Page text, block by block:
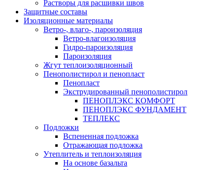
Растворы для расшивки швов
Защитные составы
Изоляционные материалы
Ветро-, влаго-, пароизоляция
Ветро-влагоизоляция
Гидро-пароизоляция
Пароизоляция
Жгут теплоизоляционный
Пенополистирол и пенопласт
Пенопласт
Экструдированный пенополистирол
ПЕНОПЛЭКС КОМФОРТ
ПЕНОПЛЭКС ФУНДАМЕНТ
ТЕПЛЕКС
Подложки
Вспененная подложка
Отражающая подложка
Утеплитель и теплоизоляция
На основе базальта